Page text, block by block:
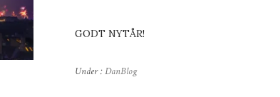
GODT NYTÅR!
Under :DanBlog